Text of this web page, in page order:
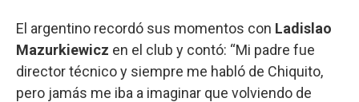
El argentino recordó sus momentos con Ladislao
Mazurkiewicz en el club y contó: “Mi padre fue
director técnico y siempre me habló de Chiquito,
pero jamás me iba a imaginar que volviendo de